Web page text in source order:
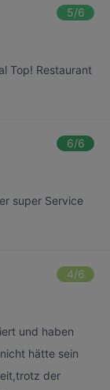
5/6
Top! Restaurant
6/6
super Service
4/6
und haben
hätte sein
der